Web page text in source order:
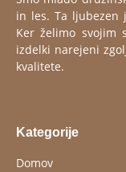
in les. Ta ljubezen
Ker želimo svojim
izdelki narejeni
kvalitete.
Kategorije
Domov